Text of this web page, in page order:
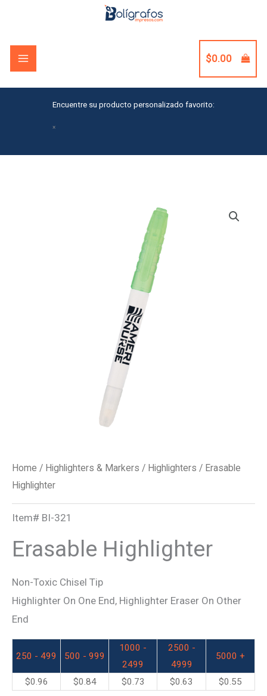
content
$0.00
Encuentre su producto personalizado favorito:
×
Home / Highlighters & Markers / Highlighters / Erasable
Highlighter
Item# BI-321
Erasable Highlighter
Non-Toxic Chisel Tip
Highlighter On One End, Highlighter Eraser On Other
End
250 - 499 500 - 999
1000 -
2499
2500 -
4999
5000 +
$0.96 $0.84 $0.73 $0.63 $0.55